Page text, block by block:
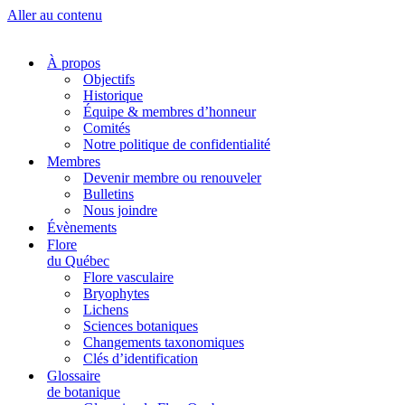
Aller au contenu
À propos
Objectifs
Historique
Équipe & membres d’honneur
Comités
Notre politique de confidentialité
Membres
Devenir membre ou renouveler
Bulletins
Nous joindre
Évènements
Flore
du Québec
Flore vasculaire
Bryophytes
Lichens
Sciences botaniques
Changements taxonomiques
Clés d’identification
Glossaire
de botanique